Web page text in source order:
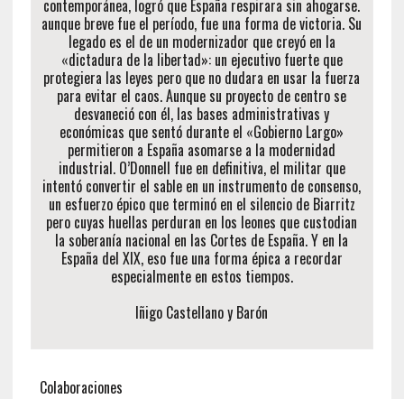
contemporánea, logró que España respirara sin ahogarse.
aunque breve fue el período, fue una forma de victoria. Su
legado es el de un modernizador que creyó en la
«dictadura de la libertad»: un ejecutivo fuerte que
protegiera las leyes pero que no dudara en usar la fuerza
para evitar el caos. Aunque su proyecto de centro se
desvaneció con él, las bases administrativas y
económicas que sentó durante el «Gobierno Largo»
permitieron a España asomarse a la modernidad
industrial. O’Donnell fue en definitiva, el militar que
intentó convertir el sable en un instrumento de consenso,
un esfuerzo épico que terminó en el silencio de Biarritz
pero cuyas huellas perduran en los leones que custodian
la soberanía nacional en las Cortes de España. Y en la
España del XIX, eso fue una forma épica a recordar
especialmente en estos tiempos.
Iñigo Castellano y Barón
Colaboraciones